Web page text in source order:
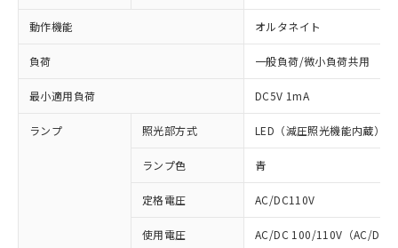
動作機能 オルタネイト
負荷 一般負荷/微小負荷共用
最小適用負荷 DC5V 1mA
ランプ 照光部方式 LED（減圧照光機能内蔵）
ランプ色 青
定格電圧 AC/DC110V
使用電圧 AC/DC 100/110V（AC/DC